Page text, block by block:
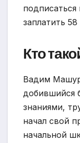
заплатить
Кто
Вадим
добившийся
знаниями,
начал свой
начальной